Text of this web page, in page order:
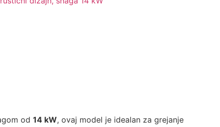
od 14 kW, ovaj model je idealan za grejanje